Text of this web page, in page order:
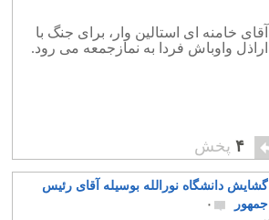
آقای خامنه ای استالین وار، برای جنگ با
اراذل واوباش فردا به نمازجمعه می رود.
۴ پخش
گشایش دانشگاه نورالله بوسیله آقای رئیس
جمهور
۰